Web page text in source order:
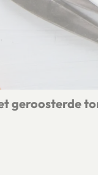
geroosterde